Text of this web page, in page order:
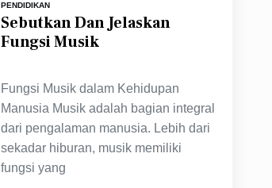
PENDIDIKAN
Sebutkan Dan Jelaskan
Fungsi Musik
Fungsi Musik dalam Kehidupan
Manusia Musik adalah bagian integral
dari pengalaman manusia. Lebih dari
sekadar hiburan, musik memiliki
fungsi yang